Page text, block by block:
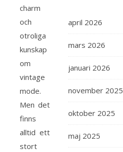
charm
och
otroliga
kunskap
om
vintage
mode.
Men det
finns
alltid ett
stort
april 2026
mars 2026
januari 2026
november 2025
oktober 2025
maj 2025